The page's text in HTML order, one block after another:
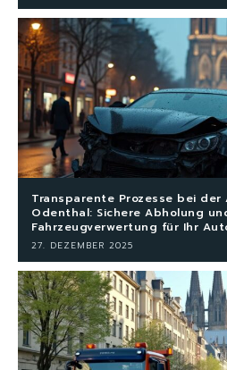
Transparente Prozesse bei
Odenthal: Sichere Abholung
Fahrzeugverwertung für Ihr
27. DEZEMBER 2025